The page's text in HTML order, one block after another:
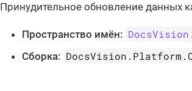
Принудительное обновление данных
Пространство имён:
Сборка: